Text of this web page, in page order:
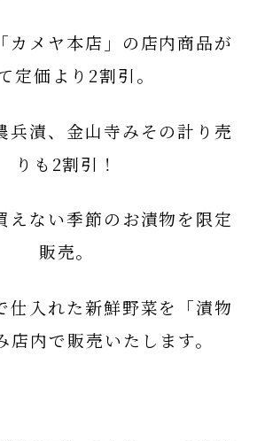
カメヤ本店」の店内商品が
定価より2割引。
兵漬、金山寺みその計り売
りも2割引！
えない季節のお漬物を限定
販売。
仕入れた新鮮野菜を「漬物
店内で販売いたします。